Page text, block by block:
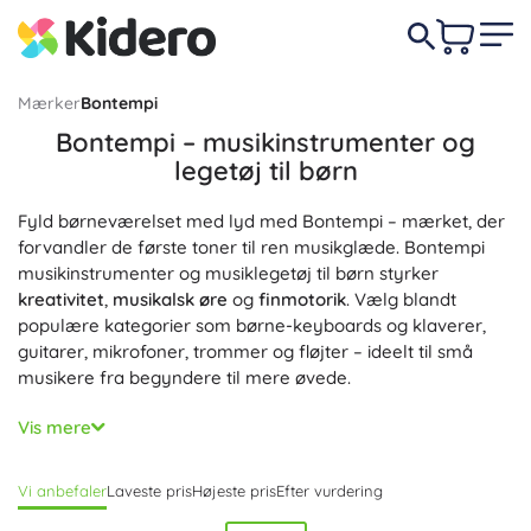
MærkerBontempi
Bontempi – musikinstrumenter og
legetøj til børn
Fyld børneværelset med lyd med Bontempi – mærket, der
forvandler de første toner til ren musikglæde. Bontempi
musikinstrumenter og musiklegetøj til børn styrker
kreativitet, musikalsk øre og finmotorik. Vælg blandt
populære kategorier som børne-keyboards og klaverer,
guitarer, mikrofoner, trommer og fløjter – ideelt til små
musikere fra begyndere til mere øvede.
Bontempi keyboards og klaverer begejstrer med
lyd , lyseffekter, forudindstillede rytmer og
enkel optagelse og justering af lydstyrke. En børneguitar
eller ukulele med mindre korpus ligger godt i hånden,
Vis mere
Vi anbefalerLaveste prisHøjeste prisEfter vurdering